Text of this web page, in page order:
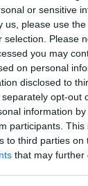
or sensitive
us, please use
selection. Please
you may
on personal
disclosed to
opt-out
information
participants.
to third parties on
that may further
06/08/26 17:03
en bolsa,
tras
06/08/26 15:12
es un
a su país,
un
con